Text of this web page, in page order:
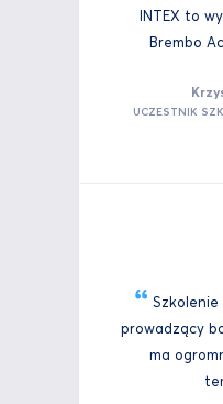
INTEX to
Brembo
UCZESTNIK
prowadzący
ma